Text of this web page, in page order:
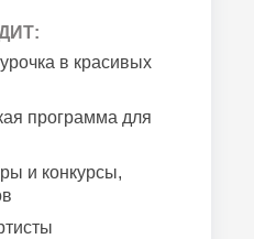
в красивых
программа для
и конкурсы,